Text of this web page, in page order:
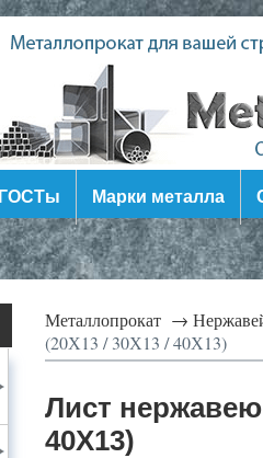
ГОСТы Марки металла
Металлопрокат →
(20Х13 / 30Х13 / 40Х13)
Лист
40Х13)